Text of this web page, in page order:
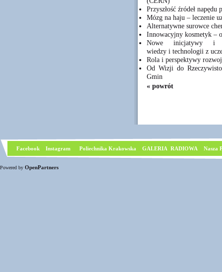
Przyszłość źródeł
Mózg na haju – leczenie
Alternatywne surowce
Innowacyjny kosmetyk –
Nowe inicjatywy i
wiedzy i technologii z
Rola i perspektywy
Od Wizji do
Gmin
« powrót
Facebook Instagram Poliechnika Krakowska GALERIA RADIOWA Nasza
Powered by OpenPartners